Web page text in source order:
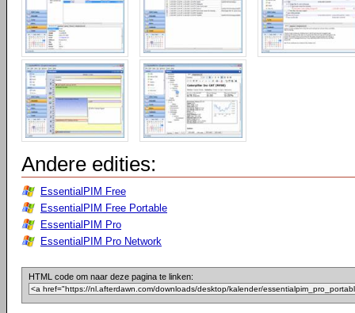
Andere edities:
EssentialPIM Free
EssentialPIM Free Portable
EssentialPIM Pro
EssentialPIM Pro Network
HTML code om naar deze pagina te linken: